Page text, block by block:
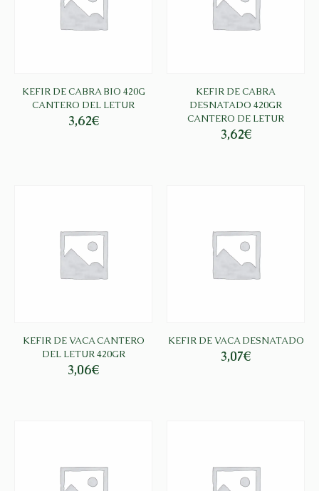
KEFIR DE CABRA BIO 420G
CANTERO DEL LETUR
3,62€
KEFIR DE CABRA
DESNATADO 420GR
CANTERO DE LETUR
3,62€
KEFIR DE VACA CANTERO
DEL LETUR 420GR
3,06€
KEFIR DE VACA DESNATADO
3,07€